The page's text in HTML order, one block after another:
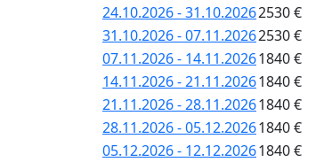
24.10.2026 - 31.10.20262530 €
31.10.2026 - 07.11.20262530 €
07.11.2026 - 14.11.20261840 €
14.11.2026 - 21.11.20261840 €
21.11.2026 - 28.11.20261840 €
28.11.2026 - 05.12.20261840 €
05.12.2026 - 12.12.20261840 €